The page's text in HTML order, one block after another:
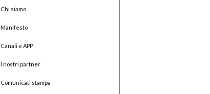
Chi siamo
Manifesto
Canali e APP
I nostri partner
Comunicati stampa